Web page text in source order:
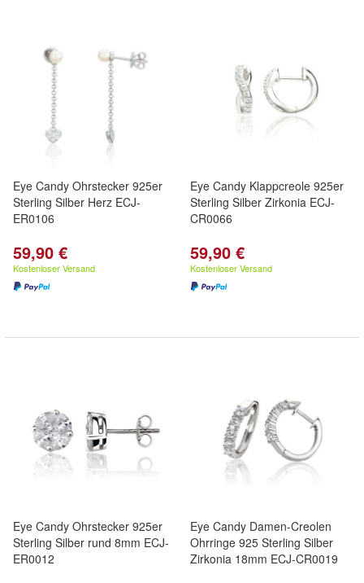
Eye Candy Ohrstecker 925er
Sterling Silber Herz ECJ-
ER0106
59,90 €
Kostenloser Versand
Eye Candy Klappcreole 925er
Sterling Silber Zirkonia ECJ-
CR0066
59,90 €
Kostenloser Versand
Eye Candy Ohrstecker 925er
Sterling Silber rund 8mm ECJ-
ER0012
Eye Candy Damen-Creolen
Ohrringe 925 Sterling Silber
Zirkonia 18mm ECJ-CR0019